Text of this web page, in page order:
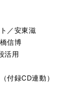
／安東滋
信博
活用
付録CD連動）